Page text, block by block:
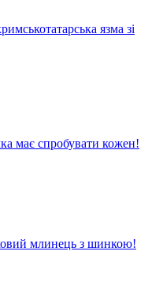
язма зі
має спробувати кожен!
млинець з шинкою!